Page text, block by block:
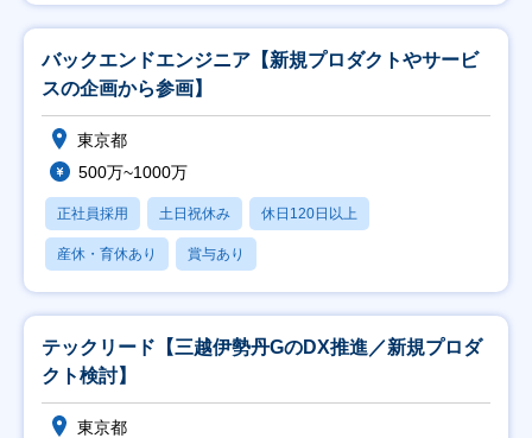
バックエンドエンジニア【新規プロダクトやサービ
スの企画から参画】
東京都
500万~1000万
正社員採用 土日祝休み 休日120日以上
産休・育休あり 賞与あり
テックリード【三越伊勢丹GのDX推進／新規プロダ
クト検討】
東京都